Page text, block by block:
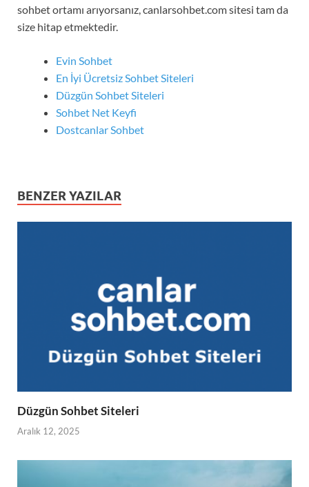
sohbet ortamı arıyorsanız, canlarsohbet.com sitesi tam da
size hitap etmektedir.
Evin Sohbet
En İyi Ücretsiz Sohbet Siteleri
Düzgün Sohbet Siteleri
Sohbet Net Keyfi
Dostcanlar Sohbet
BENZER YAZILAR
Düzgün Sohbet Siteleri
Aralık 12, 2025